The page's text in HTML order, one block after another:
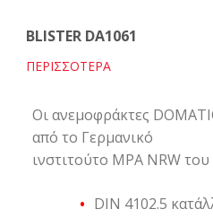
BLISTER DA1061
ΠΕΡΙΣΣΟΤΕΡΑ
Οι ανεμοφράκτες
από το Γερμανικό
ινστιτούτο MPA NRW
DIN 4102.5